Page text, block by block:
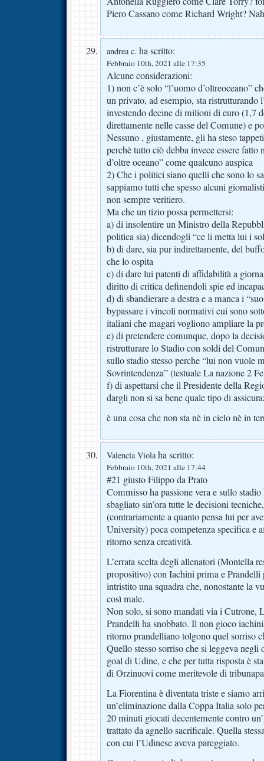
Piero Cassano come Richard Wright?
andrea c. ha scritto:
Febbraio 10th, 2021 alle 17:35
Alcune considerazioni:
1) non c’è solo “l’uomo d’oltreoceano”
un privato, ad esempio, sta ristrutturando
investendo decine di milioni di euro (1,7
direttamente nelle casse del Comune) e
Nessuno , giustamente, gli ha steso
perchè tutto ciò debba invece essere
d’oltre oceano” come qualcuno auspica
2) Che i politici siano quelli che sono lo
sappiamo tutti che spesso alcuni
non sempre veritiero.
Ma che un tizio possa permettersi:
a) di insolentire un Ministro della
politica sia) dicendogli “ce li metta lui i
b) di dare, sia pur indirettamente, del
che lo ospita
c) di dare lui patenti di affidabilità a
diritto di critica definendoli spie ed
d) di sbandierare a destra e a manca i
bypassare i vincoli normativi cui sono
italiani che magari vogliono ampliare la
e) di pretendere comunque, dopo la
ristrutturare lo Stadio con soldi del
sullo stadio stesso perche “lui non vuole
Sovrintendenza” (testuale La nazione 2
f) di aspettarsi che il Presidente della
dargli non si sa bene quale tipo di
è una cosa che non sta nè in cielo nè in
Valencia Violaha scritto:
Febbraio 10th, 2021 alle 17:44
#21 giusto Filippo da Prato
Commisso ha passione vera e sullo
sbagliato sin’ora tutte le decisioni
(contrariamente a quanto pensa lui per
University) poca competenza specifica e
ritorno senza creatività.
L’errata scelta degli allenatori (Montella
propositivo) con Iachini prima e
intristito una squadra che, nonostante la
così male.
Non solo, si sono mandati via i Cutrone,
Prandelli ha snobbato. Il non gioco
ritorno prandelliano tolgono quel sorriso
Quello stesso sorriso che si leggeva
goal di Udine, e che per tutta risposta è
di Orzinuovi come meritevole di
La Fiorentina è diventata triste e siamo
un’eliminazione dalla Coppa Italia solo
20 minuti giocati decentemente contro
trattato da agnello sacrificale. Quella
con cui l’Udinese aveva pareggiato.